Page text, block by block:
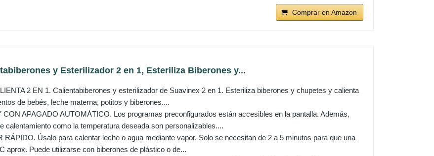
Comprar en Amazon
y Esterilizador 2 en 1, Esteriliza Biberones y...
2 EN 1. Calientabiberones y esterilizador de Suavinex 2 en 1. Esteriliza biberones y chupetes y calienta
de bebés, leche materna, potitos y biberones....
CON APAGADO AUTOMÁTICO. Los programas preconfigurados están accesibles en la pantalla. Además,
calentamiento como la temperatura deseada son personalizables....
RÁPIDO. Úsalo para calentar leche o agua mediante vapor. Solo se necesitan de 2 a 5 minutos para que una
aprox. Puede utilizarse con biberones de plástico o de...